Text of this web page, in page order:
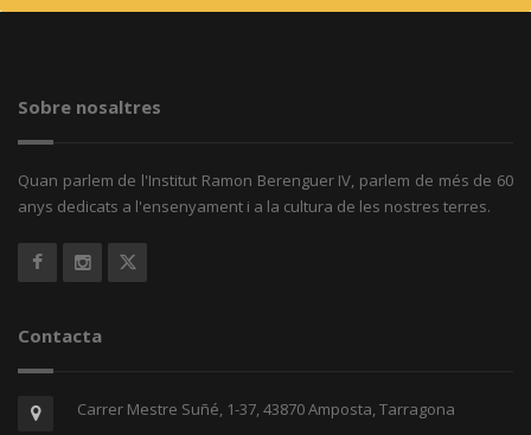
Sobre nosaltres
Quan parlem de l'Institut Ramon Berenguer IV, parlem de més de 60
anys dedicats a l'ensenyament i a la cultura de les nostres terres.
Contacta
Carrer Mestre Suñé, 1-37, 43870 Amposta, Tarragona